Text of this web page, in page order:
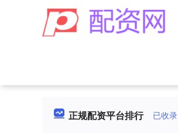
正规配资平台排行 已收录